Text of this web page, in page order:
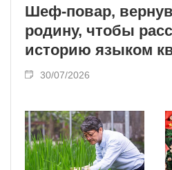
Шеф-повар,
родину, чтобы
историю языком
30/07/2026